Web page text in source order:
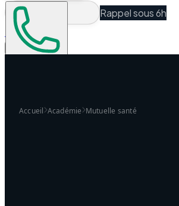
Rappel sous 6h
Espace Client
Accueil Académie Mutuelle santé